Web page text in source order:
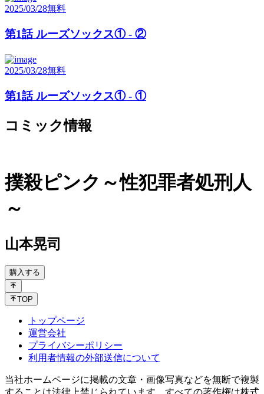
2025/03/28無料
第1話 ルーズソックス① - ②
2025/03/28無料
第1話 ルーズソックス① - ①
コミック情報
撲殺ピンク～性犯罪者処刑人
～
山本晃司
購入する
TOP
トップページ
運営会社
プライバシーポリシー
利用者情報の外部送信について
当社ホームページに掲載の文章・画像写真などを無断で複製